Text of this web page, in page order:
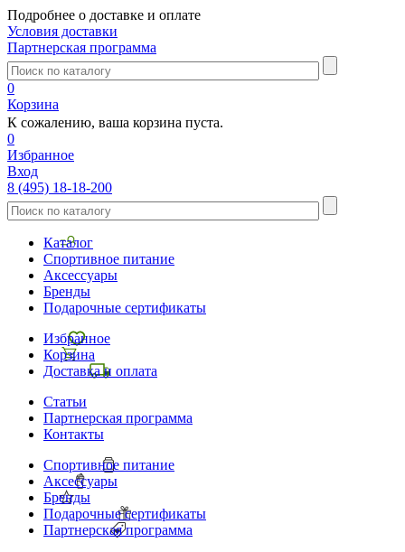
Подробнее о доставке и оплате
Условия доставки
Партнерская программа
0
Корзина
К сожалению, ваша корзина пуста.
0
Избранное
Вход
8 (495) 18-18-200
Каталог
Спортивное питание
Аксессуары
Бренды
Подарочные сертификаты
Избранное
Корзина
Доставка и оплата
Статьи
Партнерская программа
Контакты
Спортивное питание
Аксессуары
Бренды
Подарочные сертификаты
Партнерская программа